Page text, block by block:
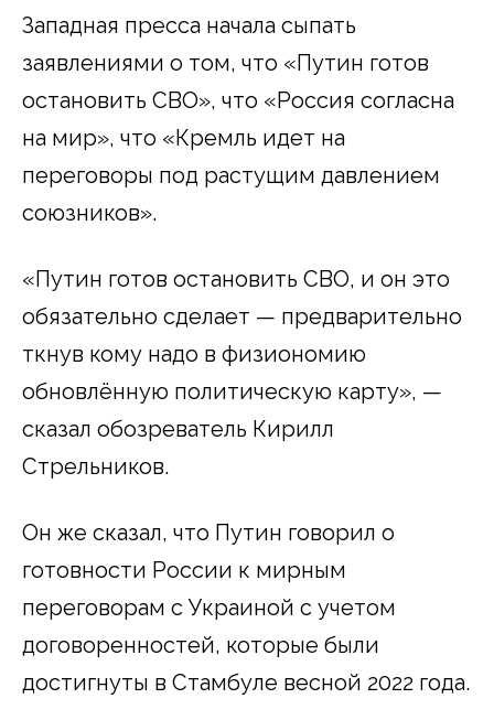
Западная пресса начала сыпать
заявлениями о том, что «Путин готов
остановить СВО», что «Россия согласна
на мир», что «Кремль идет на
переговоры под растущим давлением
союзников».
«Путин готов остановить СВО, и он это
обязательно сделает — предварительно
ткнув кому надо в физиономию
обновлённую политическую карту», —
сказал обозреватель Кирилл
Стрельников.
Он же сказал, что Путин говорил о
готовности России к мирным
переговорам с Украиной с учетом
договоренностей, которые были
достигнуты в Стамбуле весной 2022 года.